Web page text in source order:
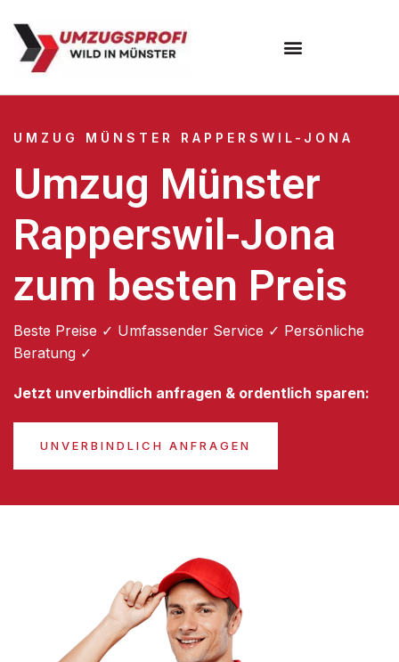
UMZUG MÜNSTER RAPPERSWIL-JONA
Umzug Münster
Rapperswil-Jona
zum besten Preis
Beste Preise ✓ Umfassender Service ✓ Persönliche
Beratung ✓
Jetzt unverbindlich anfragen & ordentlich sparen:
UNVERBINDLICH ANFRAGEN